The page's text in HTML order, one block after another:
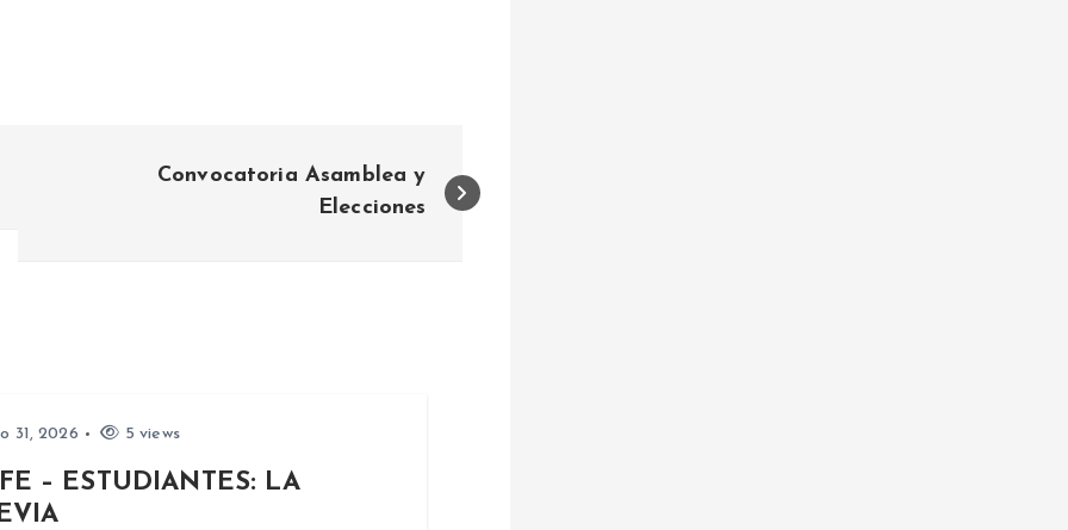
Convocatoria Asamblea y
Elecciones
31, 2026 5 views
– ESTUDIANTES: LA